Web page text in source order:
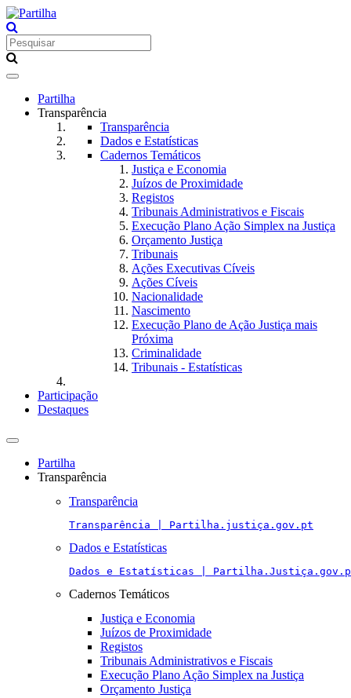
Toggle
navigationPartilha
Transparência
Transparência
Dados e Estatísticas
Cadernos Temáticos
Justiça e Economia
Juízos de Proximidade
Registos
Tribunais Administrativos e Fiscais
Execução Plano Ação Simplex na Justiça
Orçamento Justiça
Tribunais
Ações Executivas Cíveis
Ações Cíveis
Nacionalidade
Nascimento
Execução Plano de Ação Justiça mais
Próxima
Criminalidade
Tribunais - Estatísticas
Participação
Destaques
Toggle
navigationPartilha
Transparência
Transparência
Transparência | Partilha.justiça.gov.pt
Dados e Estatísticas
Dados e Estatísticas |
Cadernos Temáticos
Justiça e Economia
Juízos de Proximidade
Registos
Tribunais Administrativos e Fiscais
Execução Plano Ação Simplex na Justiça
Orçamento Justiça